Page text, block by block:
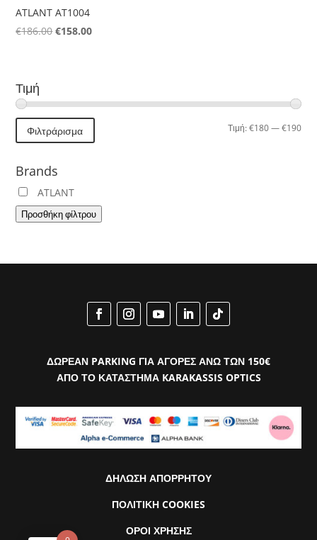
ATLANT AT1004
€186.00Original
€158.00Η
Τιμή
Φιλτράρισμα Τιμή:€180—€190
Brands
ATLANT
Προσθήκη φίλτρου
ΔΩΡΕΑΝ PARKING ΓΙΑ ΑΓΟΡΕΣ ΑΝΩ ΤΩΝ 150€
ΑΠΟ ΤΟ ΚΑΤΑΣΤΗΜΑ KARAKASSIS OPTICS
ΔΗΛΩΣΗ ΑΠΟΡΡΗΤΟΥ
ΠΟΛΙΤΙΚΗ COOKIES
ΟΡΟΙ ΧΡΗΣΗΣ